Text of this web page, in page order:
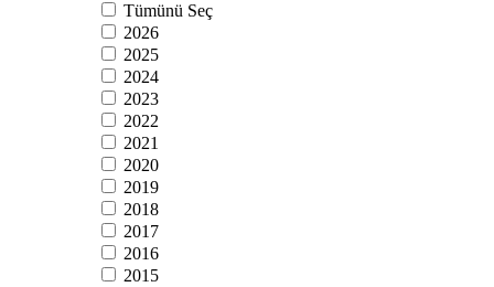
Tümünü Seç
2026
2025
2024
2023
2022
2021
2020
2019
2018
2017
2016
2015